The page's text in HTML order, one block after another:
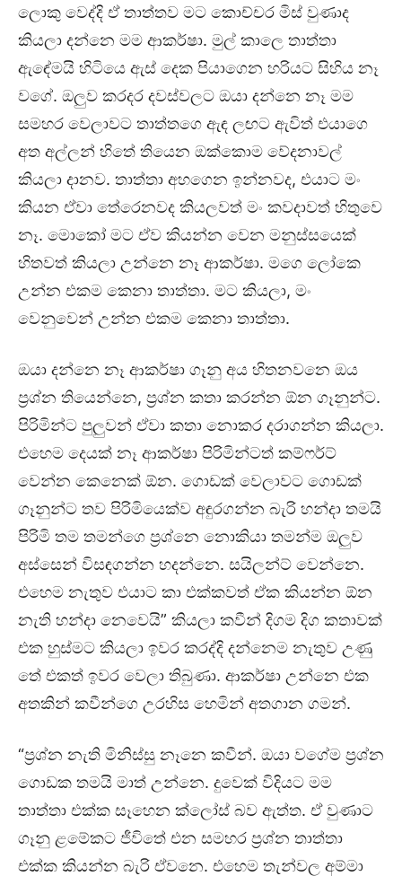
ලොකු වෙද්දි ඒ තාත්තව මට කොච්චර මිස් වුණාද
කියලා දන්නෙ මම ආකර්ෂා. මුල් කාලෙ තාත්තා
ඇඳේමයි හිටියෙ ඇස් දෙක පියාගෙන හරියට සිහිය නෑ
වගේ. ඔලුව කරදර දවස්වලට ඔයා දන්නෙ නෑ මම
සමහර වෙලාවට තාත්තගෙ ඇඳ ලඟට ඇවිත් එයාගෙ
අත අල්ලන් හිතේ තියෙන ඔක්කොම වේදනාවල්
කියලා දානව. තාත්තා අහගෙන ඉන්නවද, එයාට මං
කියන ඒවා තේරෙනවද කියලවත් මං කවදාවත් හිතුවෙ
නෑ. මොකෝ මට ඒව කියන්න වෙන මනුස්සයෙක්
හිතවත් කියලා උන්නෙ නෑ ආකර්ෂා. මගෙ ලෝකෙ
උන්න එකම කෙනා තාත්තා. මට කියලා, මං
වෙනුවෙන් උන්න එකම කෙනා තාත්තා.
ඔයා දන්නෙ නෑ ආකර්ෂා ගෑනු අය හිතනවනෙ ඔය
ප්‍රශ්න තියෙන්නෙ, ප්‍රශ්න කතා කරන්න ඕන ගෑනුන්ට.
පිරිමින්ට පුලුවන් ඒවා කතා නොකර දරාගන්න කියලා.
එහෙම දෙයක් නෑ ආකර්ෂා පිරිමින්ටත් කම්ෆර්ට්
වෙන්න කෙනෙක් ඕන. ගොඩක් වෙලාවට ගොඩක්
ගෑනුන්ට තව පිරිමියෙක්ව අඳුරගන්න බැරි හන්දා තමයි
පිරිමි තම තමන්ගෙ ප්‍රශ්නෙ නොකියා තමන්ම ඔලුව
අස්සෙන් විසඳගන්න හදන්නෙ. සයිලන්ට් වෙන්නෙ.
එහෙම නැතුව එයාට කා එක්කවත් ඒක කියන්න ඕන
නැති හන්දා නෙවෙයි” කියලා කවීන් දිගම දිග කතාවක්
එක හුස්මට කියලා ඉවර කරද්දි දන්නෙම නැතුව උණු
තේ එකත් ඉවර වෙලා තිබුණා. ආකර්ෂා උන්නෙ එක
අතකින් කවීන්ගෙ උරහිස හෙමින් අතගාන ගමන්.
“ප්‍රශ්න නැති මිනිස්සු නෑනෙ කවීන්. ඔයා වගේම ප්‍රශ්න
ගොඩක තමයි මාත් උන්නෙ. දුවෙක් විදියට මම
තාත්තා එක්ක සෑහෙන ක්ලෝස් බව ඇත්ත. ඒ වුණාට
ගෑනු ළමේකට ජීවිතේ එන සමහර ප්‍රශ්න තාත්තා
එක්ක කියන්න බැරි ඒවනෙ. එහෙම තැන්වල අම්මා